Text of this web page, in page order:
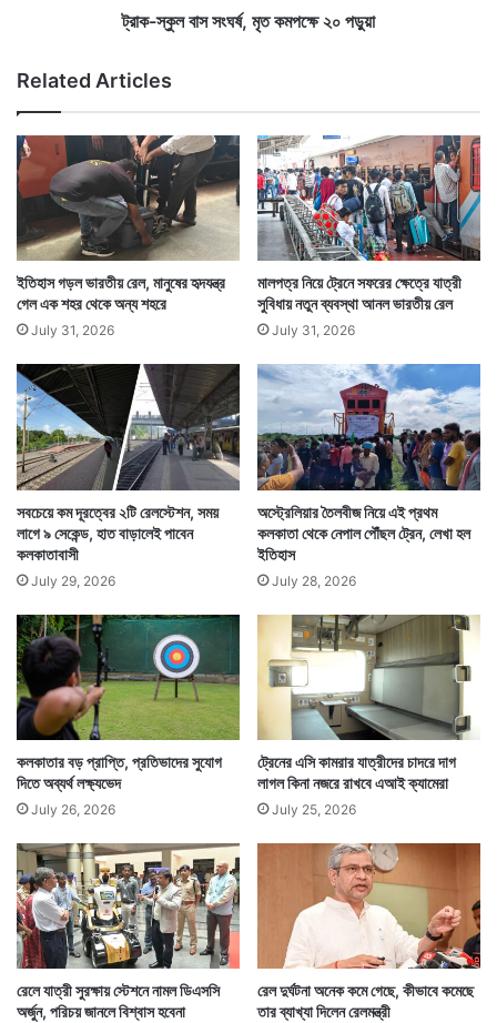
ত
ক
ম
প
ক্ষে
প
ড়ু
য়া
ট্রাক-স্কুল বাস সংঘর্ষ, মৃত কমপক্ষে ২০ পড়ুয়া
Related Articles
ইতিহাস গড়ল ভারতীয় রেল, মানুষের হৃদযন্ত্র
গেল এক শহর থেকে অন্য শহরে
July 31, 2026
মালপত্র নিয়ে ট্রেনে সফরের ক্ষেত্রে যাত্রী
সুবিধায় নতুন ব্যবস্থা আনল ভারতীয় রেল
July 31, 2026
সবচেয়ে কম দূরত্বের ২টি রেলস্টেশন, সময়
লাগে ৯ সেকেন্ড, হাত বাড়ালেই পাবেন
কলকাতাবাসী
July 29, 2026
অস্ট্রেলিয়ার তৈলবীজ নিয়ে এই প্রথম
কলকাতা থেকে নেপাল পৌঁছল ট্রেন, লেখা হল
ইতিহাস
July 28, 2026
কলকাতার বড় প্রাপ্তি, প্রতিভাদের সুযোগ
দিতে অব্যর্থ লক্ষ্যভেদ
July 26, 2026
ট্রেনের এসি কামরার যাত্রীদের চাদরে দাগ
লাগল কিনা নজরে রাখবে এআই ক্যামেরা
July 25, 2026
রেলে যাত্রী সুরক্ষায় স্টেশনে নামল ডিএসসি
অর্জুন, পরিচয় জানলে বিশ্বাস হবেনা
রেল দুর্ঘটনা অনেক কমে গেছে, কীভাবে কমেছে
তার ব্যাখ্যা দিলেন রেলমন্ত্রী